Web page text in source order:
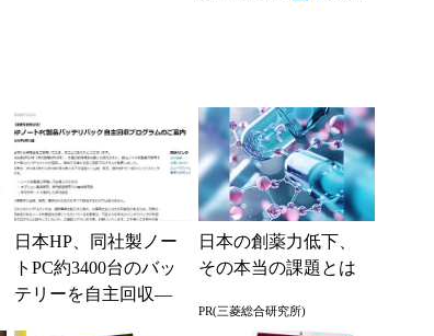
日本HP、同社製ノー
トPC約3400台のバッ
テリーを自主回収―
日本の創薬力低下、
その本当の課題とは
PR(三菱総合研究所)